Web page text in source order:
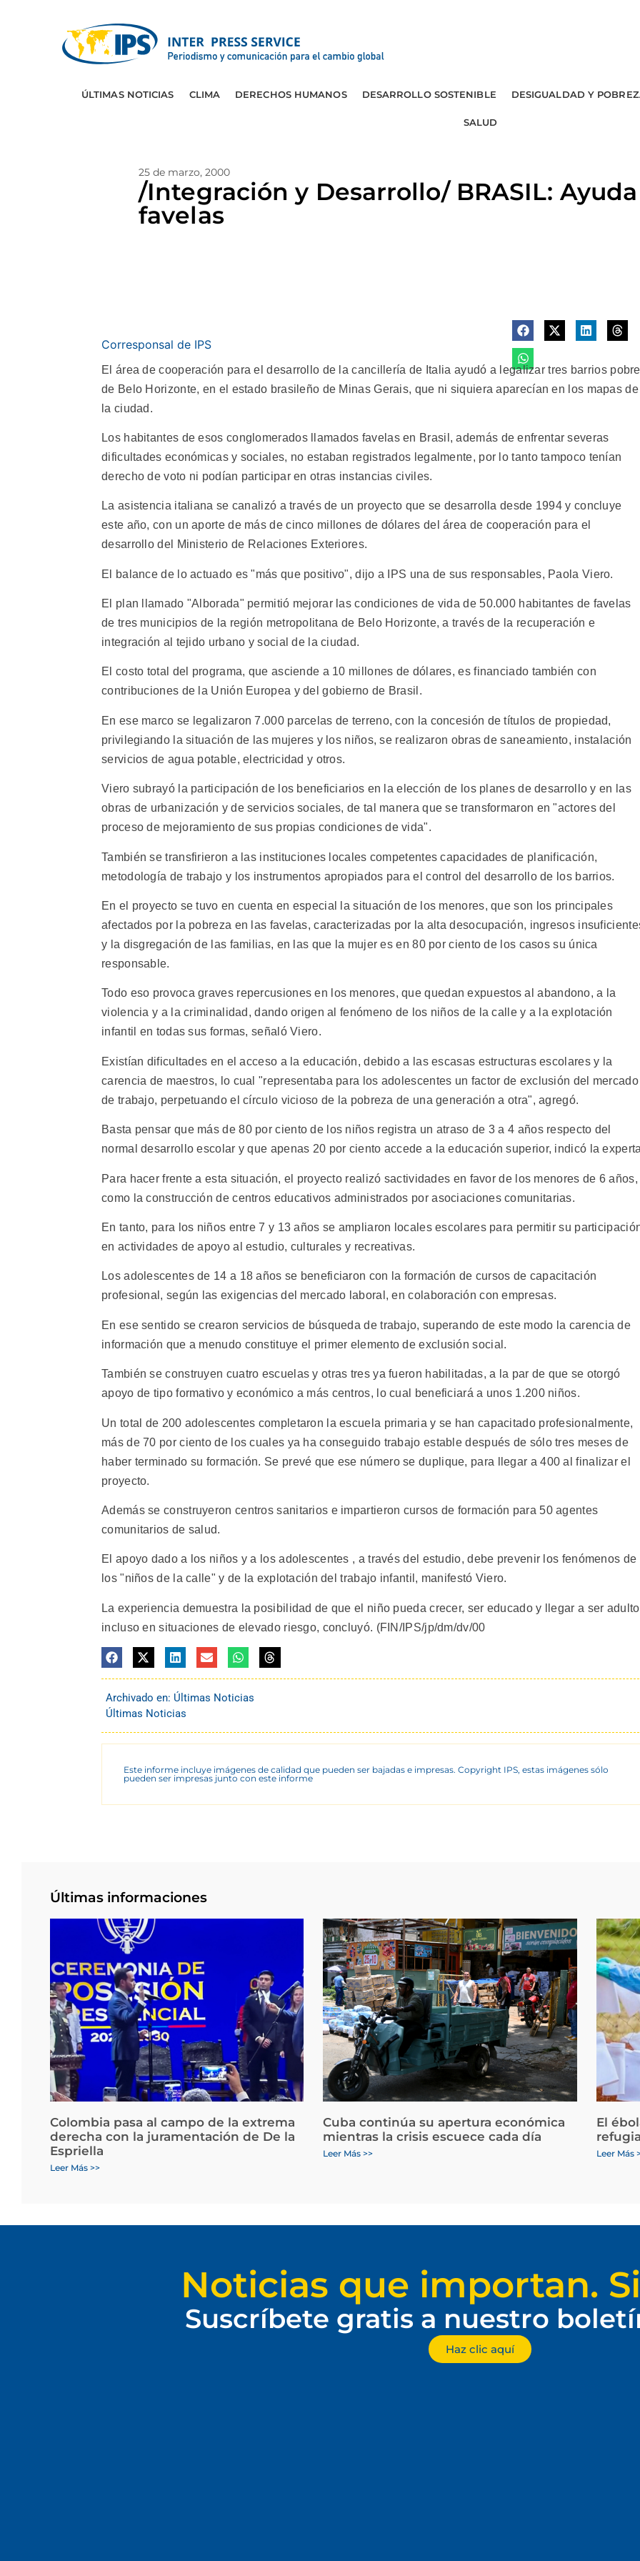
ÚLTIMAS NOTICIAS CLIMA DERECHOS HUMANOS DESARROLLO SOSTENIBLE DESIGUALDAD Y
SALUD
25 de marzo, 2000
/Integración y Desarrollo/ BRASIL:
favelas
Corresponsal de IPS
El área de cooperación para el desarrollo de la cancillería de Italia ayudó a legalizar tres barrios
de Belo Horizonte, en el estado brasileño de Minas Gerais, que ni siquiera aparecían en los mapas de
la ciudad.
Los habitantes de esos conglomerados llamados favelas en Brasil, además de enfrentar severas
dificultades económicas y sociales, no estaban registrados legalmente, por lo tanto tampoco tenían
derecho de voto ni podían participar en otras instancias civiles.
La asistencia italiana se canalizó a través de un proyecto que se desarrolla desde 1994 y concluye
este año, con un aporte de más de cinco millones de dólares del área de cooperación para el
desarrollo del Ministerio de Relaciones Exteriores.
El balance de lo actuado es "más que positivo", dijo a IPS una de sus responsables, Paola Viero.
El plan llamado "Alborada" permitió mejorar las condiciones de vida de 50.000 habitantes de favelas
de tres municipios de la región metropolitana de Belo Horizonte, a través de la recuperación e
integración al tejido urbano y social de la ciudad.
El costo total del programa, que asciende a 10 millones de dólares, es financiado también con
contribuciones de la Unión Europea y del gobierno de Brasil.
En ese marco se legalizaron 7.000 parcelas de terreno, con la concesión de títulos de propiedad,
privilegiando la situación de las mujeres y los niños, se realizaron obras de saneamiento, instalación
servicios de agua potable, electricidad y otros.
Viero subrayó la participación de los beneficiarios en la elección de los planes de desarrollo y en las
obras de urbanización y de servicios sociales, de tal manera que se transformaron en "actores del
proceso de mejoramiento de sus propias condiciones de vida".
También se transfirieron a las instituciones locales competentes capacidades de planificación,
metodología de trabajo y los instrumentos apropiados para el control del desarrollo de los barrios.
En el proyecto se tuvo en cuenta en especial la situación de los menores, que son los principales
afectados por la pobreza en las favelas, caracterizadas por la alta desocupación, ingresos
y la disgregación de las familias, en las que la mujer es en 80 por ciento de los casos su única
responsable.
Todo eso provoca graves repercusiones en los menores, que quedan expuestos al abandono, a la
violencia y a la criminalidad, dando origen al fenómeno de los niños de la calle y a la explotación
infantil en todas sus formas, señaló Viero.
Existían dificultades en el acceso a la educación, debido a las escasas estructuras escolares y la
carencia de maestros, lo cual "representaba para los adolescentes un factor de exclusión del mercado
de trabajo, perpetuando el círculo vicioso de la pobreza de una generación a otra", agregó.
Basta pensar que más de 80 por ciento de los niños registra un atraso de 3 a 4 años respecto del
normal desarrollo escolar y que apenas 20 por ciento accede a la educación superior, indicó la
Para hacer frente a esta situación, el proyecto realizó sactividades en favor de los menores de 6 años,
como la construcción de centros educativos administrados por asociaciones comunitarias.
En tanto, para los niños entre 7 y 13 años se ampliaron locales escolares para permitir su
en actividades de apoyo al estudio, culturales y recreativas.
Los adolescentes de 14 a 18 años se beneficiaron con la formación de cursos de capacitación
profesional, según las exigencias del mercado laboral, en colaboración con empresas.
En ese sentido se crearon servicios de búsqueda de trabajo, superando de este modo la carencia de
información que a menudo constituye el primer elemento de exclusión social.
También se construyen cuatro escuelas y otras tres ya fueron habilitadas, a la par de que se otorgó
apoyo de tipo formativo y económico a más centros, lo cual beneficiará a unos 1.200 niños.
Un total de 200 adolescentes completaron la escuela primaria y se han capacitado profesionalmente,
más de 70 por ciento de los cuales ya ha conseguido trabajo estable después de sólo tres meses de
haber terminado su formación. Se prevé que ese número se duplique, para llegar a 400 al finalizar el
proyecto.
Además se construyeron centros sanitarios e impartieron cursos de formación para 50 agentes
comunitarios de salud.
El apoyo dado a los niños y a los adolescentes , a través del estudio, debe prevenir los fenómenos de
los "niños de la calle" y de la explotación del trabajo infantil, manifestó Viero.
La experiencia demuestra la posibilidad de que el niño pueda crecer, ser educado y llegar a ser
incluso en situaciones de elevado riesgo, concluyó. (FIN/IPS/jp/dm/dv/00
Archivado en: Últimas Noticias
Últimas Noticias
Este informe incluye imágenes de calidad que pueden ser bajadas e impresas. Copyright IPS, estas imágenes sólo
pueden ser impresas junto con este informe
Últimas informaciones
Colombia pasa al campo de la extrema
derecha con la juramentación de De la
Espriella
Leer Más >>
Cuba continúa su apertura económica
mientras la crisis escuece cada día
Leer Más >>
El
Leer Más
Noticias que importan.
Suscríbete gratis a nuestro
Haz clic aquí